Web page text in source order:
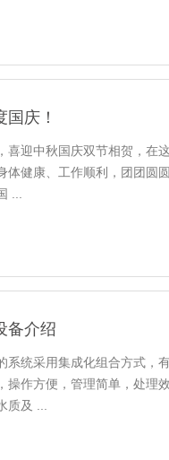
庆！
喜迎中秋国庆双节相贺，在
体健康、工作顺利，团团圆
...
备介绍
系统采用集成化组合方式，
操作方便，管理简单，处理
质及 ...